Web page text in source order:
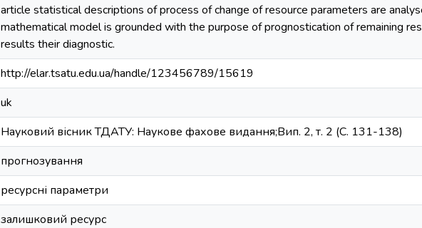
article statistical descriptions of process of change of resource parameters are
mathematical model is grounded with the purpose of prognostication of remaining
results their diagnostic.
http://elar.tsatu.edu.ua/handle/123456789/15619
uk
Науковий вісник ТДАТУ: Наукове фахове видання;Вип. 2, т. 2 (С. 131-138)
прогнозування
ресурсні параметри
залишковий ресурс